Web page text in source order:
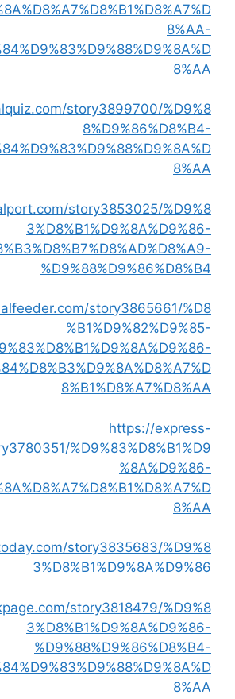
8%AA-
8%AA
story3899700/%D9%8
8%D9%86%D8%B4-
8%AA
story3853025/%D9%8
3%D8%B1%D9%8A%D9%86-
%D9%88%D9%86%D8%B4
story3865661/%D8
%B1%D9%82%D9%85-
8%B1%D8%A7%D8%AA
https://express-
%D9%83%D8%B1%D9
%8A%D9%86-
8%AA
story3835683/%D9%8
3%D8%B1%D9%8A%D9%86
story3818479/%D9%8
3%D8%B1%D9%8A%D9%86-
%D9%88%D9%86%D8%B4-
8%AA